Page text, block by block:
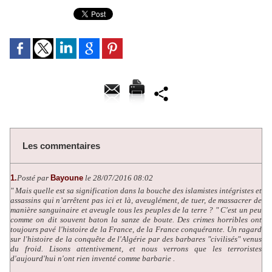
Les commentaires
1.Posté par Bayoune le 28/07/2016 08:02
" Mais quelle est sa signification dans la bouche des islamistes intégristes et
assassins qui n’arrêtent pas ici et là, aveuglément, de tuer, de massacrer de
manière sanguinaire et aveugle tous les peuples de la terre ? " C'est un peu
comme on dit souvent baton la sanze de boute. Des crimes horribles ont
toujours pavé l'histoire de la France, de la France conquérante. Un ragard
sur l'histoire de la conquête de l'Algérie par des barbares "civilisés" venus
du froid. Lisons attentivement, et nous verrons que les terroristes
d'aujourd'hui n'ont rien inventé comme barbarie .